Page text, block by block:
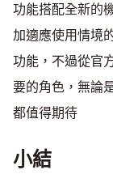
功能搭配全新的
加適應使用情境
功能，不過從官
要的角色，無論
都值得期待
小結